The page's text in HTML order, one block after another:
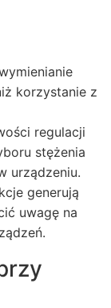
korzystanie z
regulacji
stężenia
urządzeniu.
generują
uwagę na